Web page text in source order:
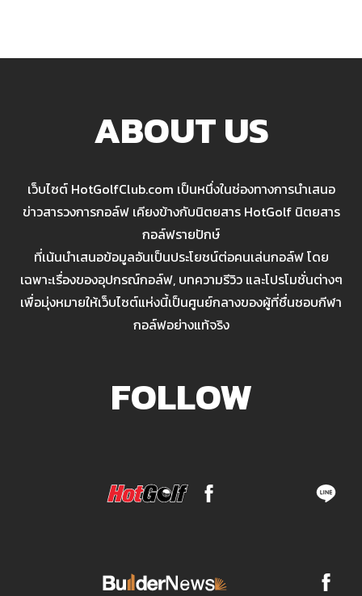
ABOUT US
เว็บไซต์ HotGolfClub.com เป็นหนึ่งในช่องทางการนำเสนอ
ข่าวสารวงการกอล์ฟ เคียงข้างกับนิตยสาร HotGolf นิตยสาร
กอล์ฟรายปักษ์
ที่เน้นนำเสนอข้อมูลอันเป็นประโยชน์ต่อคนเล่นกอล์ฟ โดย
เฉพาะเรื่องของอุปกรณ์กอล์ฟ, บทความรีวิว และโปรโมชั่นต่างๆ
เพื่อมุ่งหมายให้เว็บไซต์แห่งนี้เป็นศูนย์กลางของผู้ที่ชื่นชอบกีฬา
กอล์ฟอย่างแท้จริง
FOLLOW